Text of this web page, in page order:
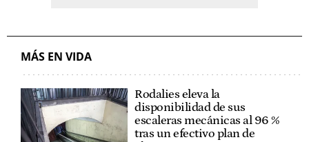
MÁS EN VIDA
Rodalies eleva la
disponibilidad de sus
escaleras mecánicas al 96 %
tras un efectivo plan de